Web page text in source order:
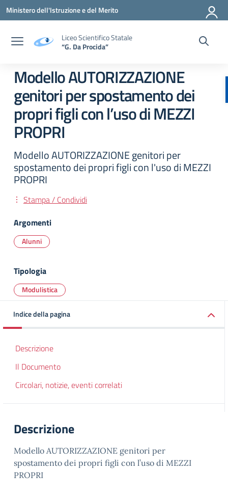
Vai ai contenuti
Vai al menu di navigazione
Vai al footer
Ministero dell'Istruzione e del Merito
Liceo Scientifico Statale
“G. Da Procida”
Modello AUTORIZZAZIONE
genitori per spostamento dei
propri figli con l’uso di MEZZI
PROPRI
Modello AUTORIZZAZIONE genitori per
spostamento dei propri figli con l'uso di MEZZI
PROPRI
Stampa / Condividi
Argomenti
Alunni
Tipologia
Modulistica
Indice della pagina
Descrizione
Il Documento
Circolari, notizie, eventi correlati
Descrizione
Modello AUTORIZZAZIONE genitori per
spostamento dei propri figli con l’uso di MEZZI
PROPRI